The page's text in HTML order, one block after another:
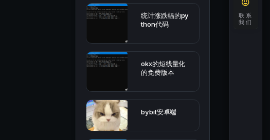
统计涨跌幅的py
thon代码
okx的短线量化
的免费版本
bybit安卓端
联系
我们